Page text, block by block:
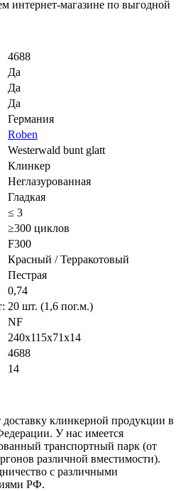
интернет-магазине по выгодной
4688
Да
Да
Да
Германия
Roben
Westerwald bunt glatt
Клинкер
Неглазурованная
Гладкая
≤ 3
≥300 циклов
F300
Красный / Терракотовый
Пестрая
0,74
20 шт. (1,6 пог.м.)
NF
240х115х71х14
4688
14
клинкерной продукции в
У нас имеется
транспортный парк (от
различной вместимости).
с различными
РФ.